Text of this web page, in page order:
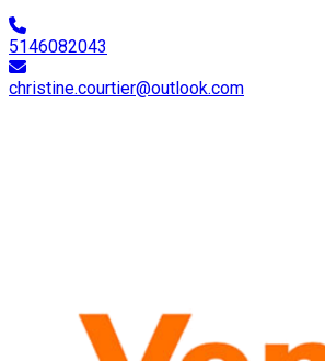
5146082043
christine.courtier@outlook.com